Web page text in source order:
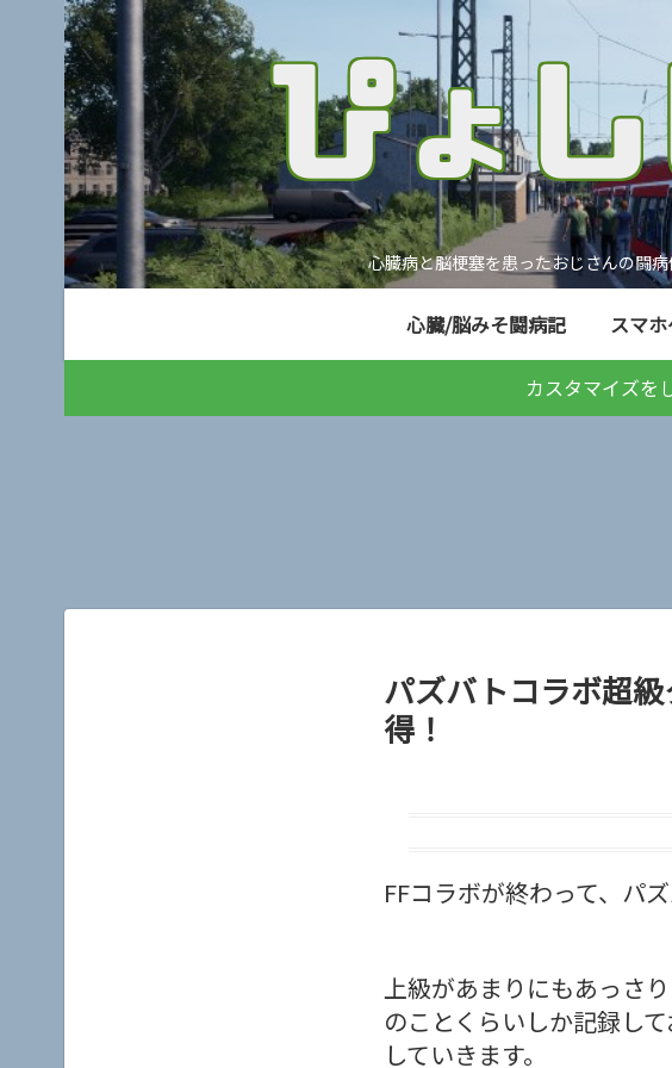
心臓病と脳梗塞を患ったおじさんの闘
心臓/脳みそ闘病記 スマ
カスタマイズを
パズバトコラボ超
得！
FFコラボが終わって、パ
上級があまりにもあっさ
のことくらいしか記録し
していきます。